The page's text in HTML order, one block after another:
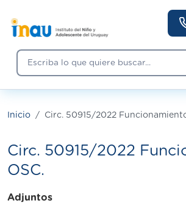
Buscar
Inicio Circ. 50915/2022
Circ. 50915/2022
OSC.
Adjuntos